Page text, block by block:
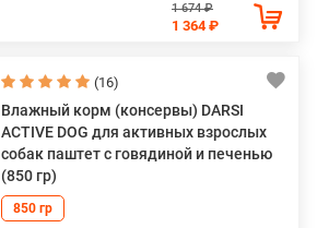
1 674 ₽
1 364 ₽
(16)
Влажный корм (консервы) DARSI
ACTIVE DOG для активных взрослых
собак паштет с говядиной и печенью
(850 гр)
850 гр